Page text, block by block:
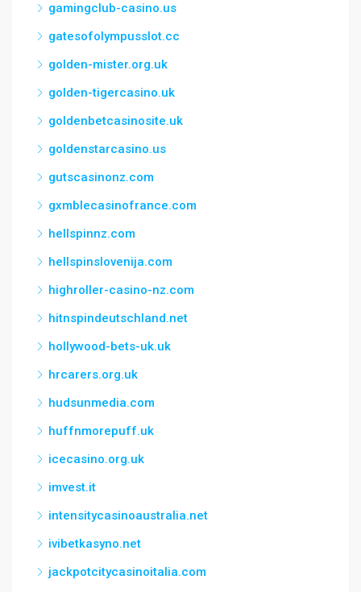
gamingclub-casino.us
gatesofolympusslot.cc
golden-mister.org.uk
golden-tigercasino.uk
goldenbetcasinosite.uk
goldenstarcasino.us
gutscasinonz.com
gxmblecasinofrance.com
hellspinnz.com
hellspinslovenija.com
highroller-casino-nz.com
hitnspindeutschland.net
hollywood-bets-uk.uk
hrcarers.org.uk
hudsunmedia.com
huffnmorepuff.uk
icecasino.org.uk
imvest.it
intensitycasinoaustralia.net
ivibetkasyno.net
jackpotcitycasinoitalia.com